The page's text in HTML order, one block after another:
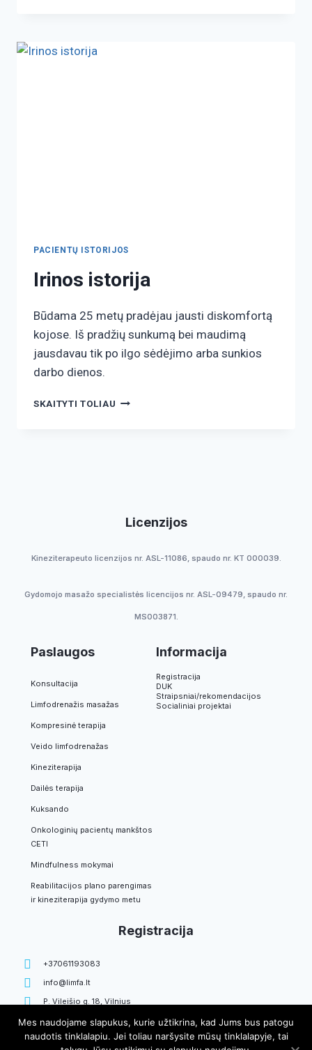
PACIENTŲ ISTORIJOS
Irinos istorija
Būdama 25 metų pradėjau jausti diskomfortą
kojose. Iš pradžių sunkumą bei maudimą
jausdavau tik po ilgo sėdėjimo arba sunkios
darbo dienos.
SKAITYTI TOLIAU
Licenzijos
Kineziterapeuto licenzijos nr. ASL-11086, spaudo nr. KT 000039.
Gydomojo masažo specialistės licencijos nr. ASL-09479, spaudo nr.
MS003871.
Paslaugos
Konsultacija
Limfodrenažis masažas
Kompresinė terapija
Veido limfodrenažas
Kineziterapija
Dailės terapija
Kuksando
Onkologinių pacientų mankštos
CETI
Mindfulness mokymai
Reabilitacijos plano parengimas
ir kineziterapija gydymo metu
Informacija
Registracija
DUK
Straipsniai/rekomendacijos
Socialiniai projektai
Registracija
+37061193083
info@limfa.lt
P. Vileišio g. 18, Vilnius
© 2025 Limfedemos centro studija
Mes naudojame slapukus, kurie užtikrina, kad Jums bus patogu
naudotis tinklalapiu. Jei toliau naršysite mūsų tinklalapyje, tai